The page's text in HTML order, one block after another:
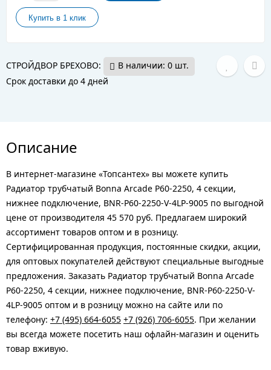
СТРОЙДВОР БРЕХОВО:
В наличии: 0 шт.
Срок доставки до 4 дней
Описание
В интернет-магазине «Топсантех» вы можете купить
Радиатор трубчатый Bonna Arcade P60-2250, 4 секции,
нижнее подключение, BNR-P60-2250-V-4LP-9005 по выгодной
цене от производителя 45 570 руб. Предлагаем широкий
ассортимент товаров оптом и в розницу.
Сертифицированная продукция, постоянные скидки, акции,
для оптовых покупателей действуют специальные выгодные
предложения. Заказать Радиатор трубчатый Bonna Arcade
P60-2250, 4 секции, нижнее подключение, BNR-P60-2250-V-
4LP-9005 оптом и в розницу можно на сайте или по
телефону: +7 (495) 664-6055 +7 (926) 706-6055. При желании
вы всегда можете посетить наш офлайн-магазин и оценить
товар вживую.